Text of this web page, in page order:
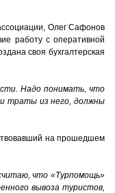
Олег Сафонов
работу с оперативной
своя бухгалтерская
Надо понимать, что
и траты из него, должны
на прошедшем
что «Турпомощь»
вывоза туристов,